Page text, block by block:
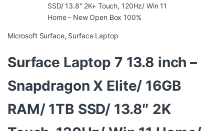
Microsoft Surface, Surface Laptop
Surface Laptop 7 13.8 inch –
Snapdragon X Elite/ 16GB
RAM/ 1TB SSD/ 13.8″ 2K